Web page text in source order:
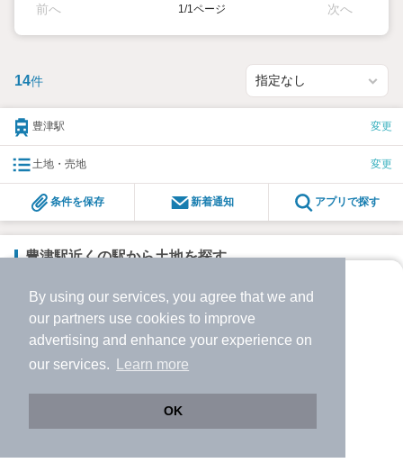
By using our services, you agree that we and
our partners use cookies to improve
advertising and enhance your experience on
our services.
Learn more
OK
より使いやすくなった
アプリで物件探ししませんか？
サクサク動く地図で物件検索
前へ 1/1ページ 次へ
14件
豊津駅 変更
土地・売地 変更
条件を保存 新着通知 アプリで探す
豊津駅近くの駅から土地を探す
南吹田